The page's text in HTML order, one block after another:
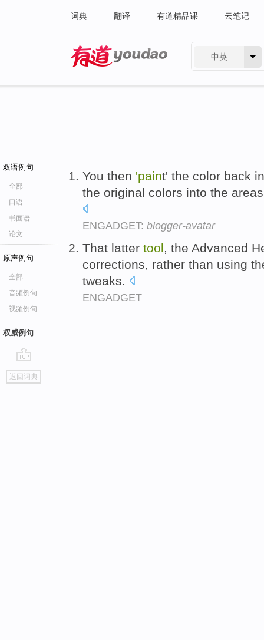
词典 翻译 有道精品课 云笔记
中英
双语例句
全部
口语
书面语
论文
原声例句
全部
音频例句
视频例句
权威例句
go
top
返回词典
You then 'paint' the color back
the original colors into the
ENGADGET: blogger-avatar
That latter tool, the Advanced
corrections, rather than using
tweaks.
ENGADGET